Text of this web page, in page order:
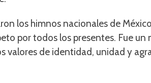
los himnos nacionales de
por todos los presentes. Fue un
valores de identidad, unidad y